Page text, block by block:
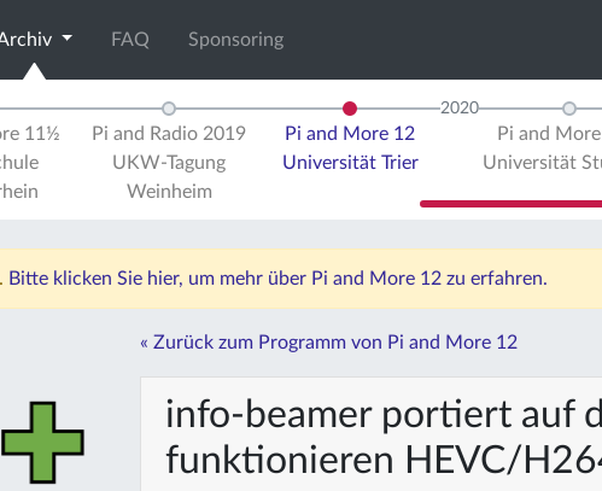
FAQ Sponsoring
11½
Pi and Radio 2019
UKW-Tagung
Weinheim
Pi and More 12
Universität Trier
2020
Pi and
Universität
Bitte klicken Sie hier, um mehr über Pi and More 12 zu erfahren.
« Zurück zum Programm von Pi and More 12
info-beamer portiert auf
funktionieren HEVC/